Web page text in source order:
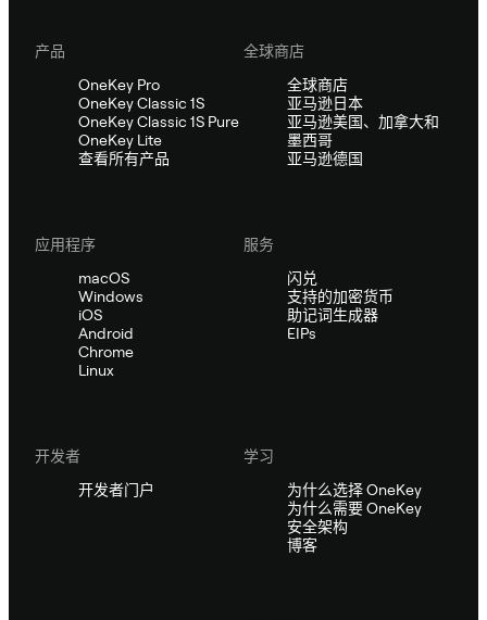
产品
OneKey Pro
OneKey Classic 1S
OneKey Classic 1S Pure
OneKey Lite
查看所有产品
全球商店
全球商店
亚马逊日本
亚马逊美国、加拿大和
墨西哥
亚马逊德国
应用程序
macOS
Windows
iOS
Android
Chrome
Linux
服务
闪兑
支持的加密货币
助记词生成器
EIPs
开发者
开发者门户
学习
为什么选择 OneKey
为什么需要 OneKey
安全架构
博客